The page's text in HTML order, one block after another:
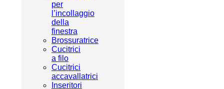
per
l’incollaggio
della
finestra
Brossuratrice
Cucitrici
a filo
Cucitrici
accavallatrici
Inseritori